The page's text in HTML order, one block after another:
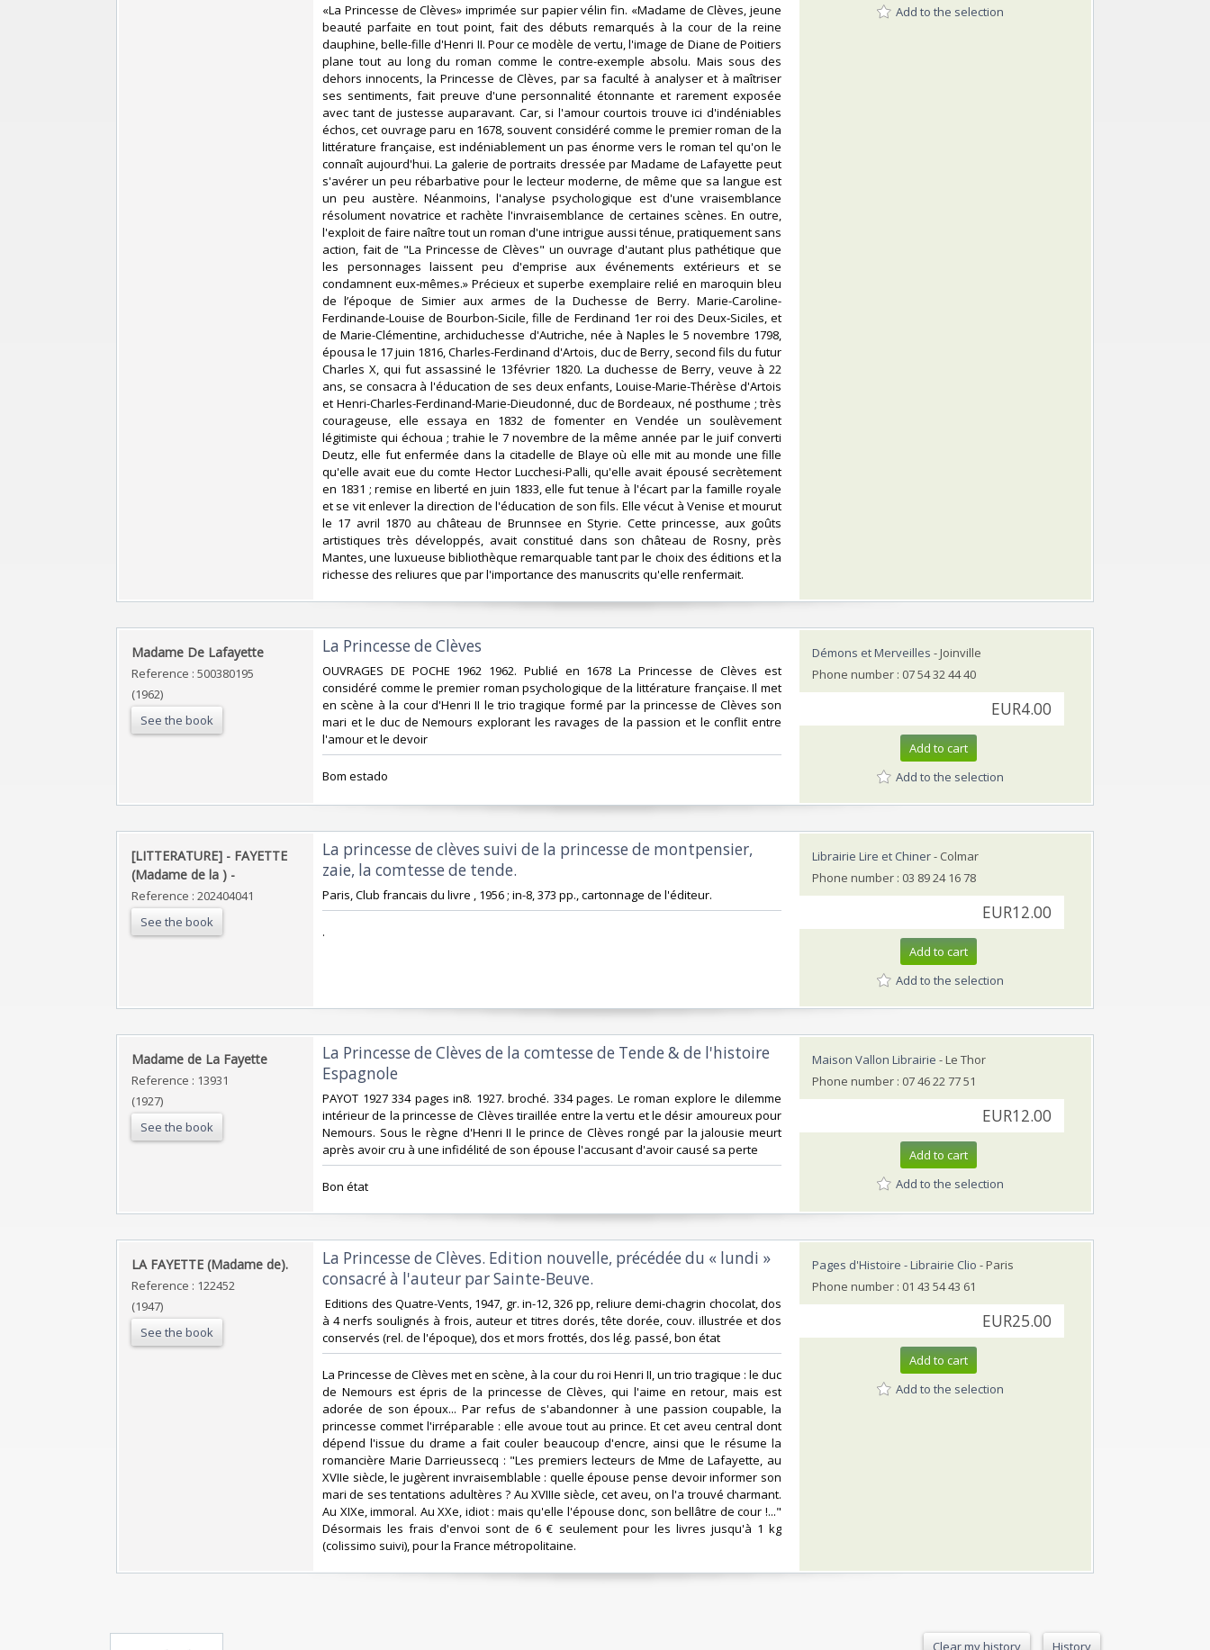
‎«La Princesse de Clèves» imprimée sur papier vélin fin. «Madame de Clèves, jeune
beauté parfaite en tout point, fait des débuts remarqués à la cour de la reine
dauphine, belle-fille d'Henri II. Pour ce modèle de vertu, l'image de Diane de Poitiers
plane tout au long du roman comme le contre-exemple absolu. Mais sous des
dehors innocents, la Princesse de Clèves, par sa faculté à analyser et à maîtriser
ses sentiments, fait preuve d'une personnalité étonnante et rarement exposée
avec tant de justesse auparavant. Car, si l'amour courtois trouve ici d'indéniables
échos, cet ouvrage paru en 1678, souvent considéré comme le premier roman de la
littérature française, est indéniablement un pas énorme vers le roman tel qu'on le
connaît aujourd'hui. La galerie de portraits dressée par Madame de Lafayette peut
s'avérer un peu rébarbative pour le lecteur moderne, de même que sa langue est
un peu austère. Néanmoins, l'analyse psychologique est d'une vraisemblance
résolument novatrice et rachète l'invraisemblance de certaines scènes. En outre,
l'exploit de faire naître tout un roman d'une intrigue aussi ténue, pratiquement sans
action, fait de "La Princesse de Clèves" un ouvrage d'autant plus pathétique que
les personnages laissent peu d'emprise aux événements extérieurs et se
condamnent eux‑mêmes.» Précieux et superbe exemplaire relié en maroquin bleu
de l’époque de Simier aux armes de la Duchesse de Berry. Marie-Caroline-
Ferdinande-Louise de Bourbon-Sicile, fille de Ferdinand 1er roi des Deux‑Siciles, et
de Marie-Clémentine, archiduchesse d'Autriche, née à Naples le 5 novembre 1798,
épousa le 17 juin 1816, Charles-Ferdinand d'Artois, duc de Berry, second fils du futur
Charles X, qui fut assassiné le 13février 1820. La duchesse de Berry, veuve à 22
ans, se consacra à l'éducation de ses deux enfants, Louise-Marie-Thérèse d'Artois
et Henri-Charles-Ferdinand-Marie-Dieudonné, duc de Bordeaux, né posthume ; très
courageuse, elle essaya en 1832 de fomenter en Vendée un soulèvement
légitimiste qui échoua ; trahie le 7 novembre de la même année par le juif converti
Deutz, elle fut enfermée dans la citadelle de Blaye où elle mit au monde une fille
qu'elle avait eue du comte Hector Lucchesi-Palli, qu'elle avait épousé secrètement
en 1831 ; remise en liberté en juin 1833, elle fut tenue à l'écart par la famille royale
et se vit enlever la direction de l'éducation de son fils. Elle vécut à Venise et mourut
le 17 avril 1870 au château de Brunnsee en Styrie. Cette princesse, aux goûts
artistiques très développés, avait constitué dans son château de Rosny, près
Mantes, une luxueuse bibliothèque remarquable tant par le choix des éditions et la
richesse des reliures que par l'importance des manuscrits qu'elle renfermait.‎
Add to the selection
‎Madame De Lafayette‎
Reference : 500380195
(1962)
See the book
‎La Princesse de Clèves‎
‎OUVRAGES DE POCHE 1962 1962. Publié en 1678 La Princesse de Clèves est
considéré comme le premier roman psychologique de la littérature française. Il met
en scène à la cour d'Henri II le trio tragique formé par la princesse de Clèves son
mari et le duc de Nemours explorant les ravages de la passion et le conflit entre
l'amour et le devoir‎
‎Bom estado‎
Démons et Merveilles - Joinville
Phone number : 07 54 32 44 40
EUR4.00
Add to cart
Add to the selection
‎[LITTERATURE] - FAYETTE
(Madame de la ) - ‎
Reference : 202404041
See the book
‎La princesse de clèves suivi de la princesse de montpensier,
zaie, la comtesse de tende. ‎
‎Paris, Club francais du livre , 1956 ; in-8, 373 pp., cartonnage de l'éditeur.‎
‎.‎
Librairie Lire et Chiner- Colmar
Phone number : 03 89 24 16 78
EUR12.00
Add to cart
Add to the selection
‎Madame de La Fayette‎
Reference : 13931
(1927)
See the book
‎La Princesse de Clèves de la comtesse de Tende & de l'histoire
Espagnole‎
‎PAYOT 1927 334 pages in8. 1927. broché. 334 pages. Le roman explore le dilemme
intérieur de la princesse de Clèves tiraillée entre la vertu et le désir amoureux pour
Nemours. Sous le règne d'Henri II le prince de Clèves rongé par la jalousie meurt
après avoir cru à une infidélité de son épouse l'accusant d'avoir causé sa perte‎
‎Bon état‎
Maison Vallon Librairie - Le Thor
Phone number : 07 46 22 77 51
EUR12.00
Add to cart
Add to the selection
‎LA FAYETTE (Madame de).‎
Reference : 122452
(1947)
See the book
‎La Princesse de Clèves. Edition nouvelle, précédée du « lundi »
consacré à l'auteur par Sainte-Beuve.‎
‎ Editions des Quatre-Vents, 1947, gr. in-12, 326 pp, reliure demi-chagrin chocolat, dos
à 4 nerfs soulignés à frois, auteur et titres dorés, tête dorée, couv. illustrée et dos
conservés (rel. de l'époque), dos et mors frottés, dos lég. passé, bon état‎
‎La Princesse de Clèves met en scène, à la cour du roi Henri II, un trio tragique : le duc
de Nemours est épris de la princesse de Clèves, qui l'aime en retour, mais est
adorée de son époux... Par refus de s'abandonner à une passion coupable, la
princesse commet l'irréparable : elle avoue tout au prince. Et cet aveu central dont
dépend l'issue du drame a fait couler beaucoup d'encre, ainsi que le résume la
romancière Marie Darrieussecq : "Les premiers lecteurs de Mme de Lafayette, au
XVIIe siècle, le jugèrent invraisemblable : quelle épouse pense devoir informer son
mari de ses tentations adultères ? Au XVIIIe siècle, cet aveu, on l'a trouvé charmant.
Au XIXe, immoral. Au XXe, idiot : mais qu'elle l'épouse donc, son bellâtre de cour !..."
Désormais les frais d'envoi sont de 6 € seulement pour les livres jusqu'à 1 kg
(colissimo suivi), pour la France métropolitaine.‎
Pages d'Histoire - Librairie Clio - Paris
Phone number : 01 43 54 43 61
EUR25.00
Add to cart
Add to the selection
Clear my history History